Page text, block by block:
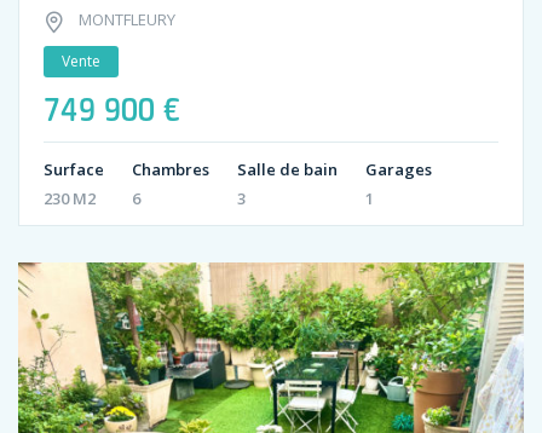
MONTFLEURY
Vente
749 900 €
Surface
230 M2
Chambres
6
Salle de bain
3
Garages
1